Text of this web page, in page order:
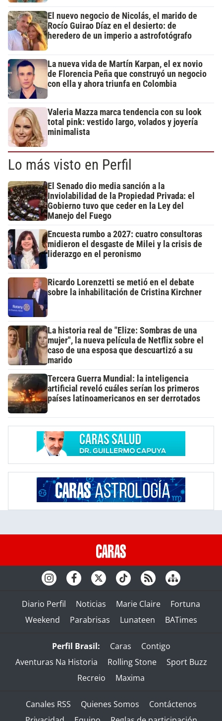
El nuevo negocio de Nicolás, el marido de
Rocío Guirao Díaz en el desierto: de
heredero de un imperio a astrofotógrafo
La nueva vida de Martín Karpan, el ex novio
de Florencia Peña que construyó un negocio
con ella y ahora triunfa en Colombia
Valeria Mazza marca tendencia con su look
total pink: vestido largo, volados y joyería
minimalista
Lo más visto en Perfil
El Senado dio media sanción a la
Inviolabilidad de la Propiedad Privada: el
Gobierno tuvo que ceder en la Ley del
Manejo del Fuego
Encuesta rumbo a 2027: cuatro consultoras
midieron el desgaste de Milei y la crisis de
liderazgo en el peronismo
Ricardo Lorenzetti se metió en el debate
sobre la inhabilitación de Cristina Kirchner
La historia real de "Elize: Sombras de una
mujer", la nueva película de Netflix sobre el
caso de una esposa que descuartizó a su
marido
Tercera Guerra Mundial: la inteligencia
artificial reveló cuáles serían los primeros
países latinoamericanos en ser derrotados
Diario Perfil Noticias Marie Claire
Fortuna
Weekend
Parabrisas Lunateen BATimes
Perfil Brasil: Caras
Contigo
Aventuras Na Historia
Rolling Stone
Sport Buzz
Recreio
Maxima
Canales RSS Quienes Somos
Contáctenos